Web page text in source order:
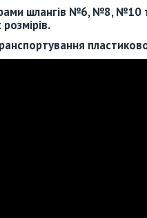
шлангів №6, №8, №10